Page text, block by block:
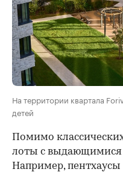
На территории квартала
детей
Помимо
лоты с выдающимися
Например,